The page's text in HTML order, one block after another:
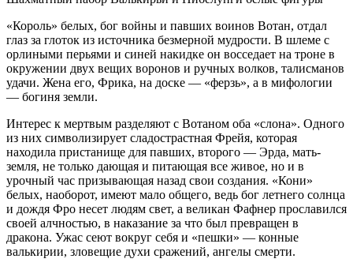
«Король» белых, бог войны и павших воинов Вотан, отдал
глаз за глоток из источника безмерной мудрости. В шлеме с
орлиными перьями и синей накидке он восседает на троне в
окружении двух вещих воронов и ручных волков, талисманов
удачи. Жена его, Фрика, на доске — «ферзь», а в мифологии
— богиня земли.
Интерес к мертвым разделяют с Вотаном оба «слона». Одного
из них символизирует сладострастная Фрейя, которая
находила пристанище для павших, второго — Эрда, мать-
земля, не только дающая и питающая все живое, но и в
урочный час призывающая назад свои создания. «Кони»
белых, наоборот, имеют мало общего, ведь бог летнего солнца
и дождя Фро несет людям свет, а великан Фафнер прославился
своей алчностью, в наказание за что был превращен в
дракона. Ужас сеют вокруг себя и «пешки» — конные
валькирии, зловещие духи сражений, ангелы смерти.